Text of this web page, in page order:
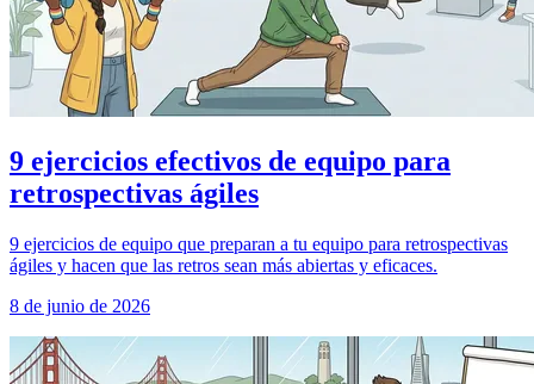
9 ejercicios efectivos de equipo para
retrospectivas ágiles
9 ejercicios de equipo que preparan a tu equipo para retrospectivas
ágiles y hacen que las retros sean más abiertas y eficaces.
8 de junio de 2026